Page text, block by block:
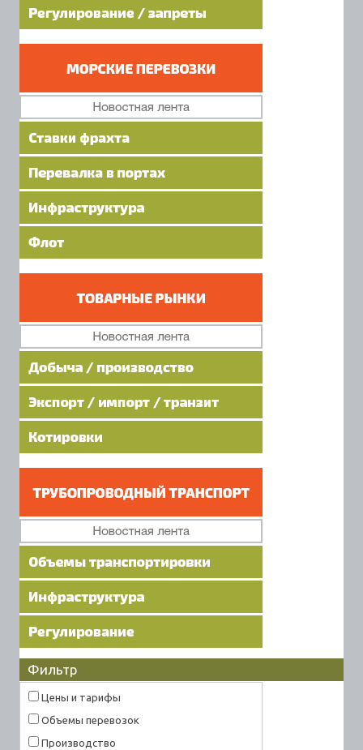
Фильтр
Цены и тарифы
Объемы перевозок
Производство